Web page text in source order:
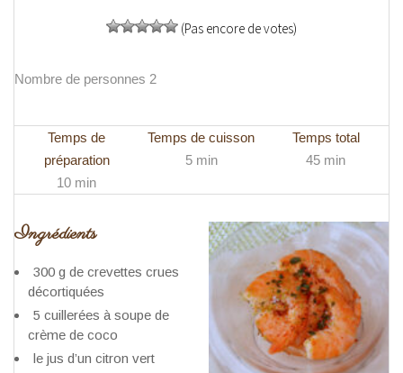
(Pas encore de votes)
Nombre de personnes 2
Temps de
préparation
10 min
Temps de cuisson
5 min
Temps total
45 min
Ingrédients
300 g de crevettes crues
décortiquées
5 cuillerées à soupe de
crème de coco
le jus d’un citron vert